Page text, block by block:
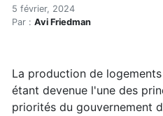
Accueil
Articles
Du logement abordable
Du logement
5 février, 2024
Par : Avi Friedman
La production de
étant devenue l'une des
priorités du gouvernement